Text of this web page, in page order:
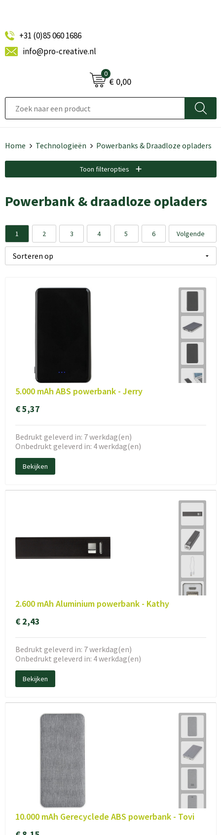
+31 (0)85 060 1686
info@pro-creative.nl
0
€ 0,00
Home Technologieën Powerbanks & Draadloze opladers
Toon filteropties
Powerbank & draadloze opladers
1 2 3 4 5 6 Volgende
5.000 mAh ABS powerbank - Jerry
€ 5,37
Bedrukt geleverd in: 7 werkdag(en)
Onbedrukt geleverd in: 4 werkdag(en)
Bekijken
2.600 mAh Aluminium powerbank - Kathy
€ 2,43
Bedrukt geleverd in: 7 werkdag(en)
Onbedrukt geleverd in: 4 werkdag(en)
Bekijken
10.000 mAh Gerecyclede ABS powerbank - Tovi